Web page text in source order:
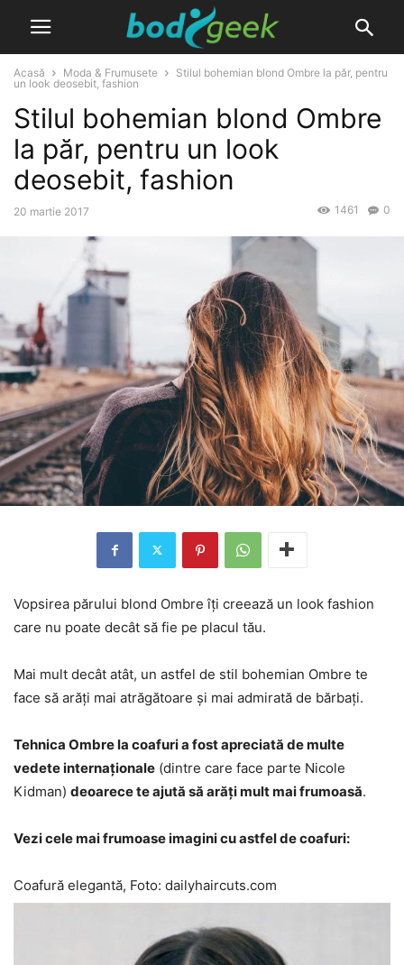
Acasă Moda & Frumusete
Stilul bohemian blond Ombre la păr, pentru
un look deosebit, fashion
Stilul bohemian blond Ombre
la păr, pentru un look
deosebit, fashion
20 martie 2017 0
1461
Vopsirea părului blond Ombre îți creează un look fashion
care nu poate decât să fie pe placul tău.
Mai mult decât atât, un astfel de stil bohemian Ombre te
face să arăți mai atrăgătoare și mai admirată de bărbați.
Tehnica Ombre la coafuri a fost apreciată de multe
vedete internaționale (dintre care face parte Nicole
Kidman) deoarece te ajută să arăți mult mai frumoasă.
Vezi cele mai frumoase imagini cu astfel de coafuri:
Coafură elegantă, Foto: dailyhaircuts.com